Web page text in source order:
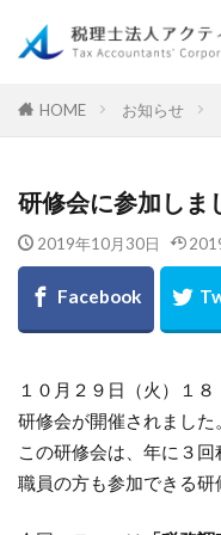
HOME お知らせ
研修会に参加しま
2019年10月30日
１０月２９日（火）１
研修会が開催されました。
この研修会は、年に３
職員の方も参加できる研